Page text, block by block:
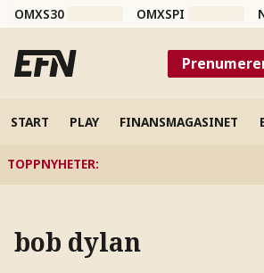
OMXS30 OMXSPI
START PLAY FINANSMAGASINET
TOPPNYHETER:
bob dylan